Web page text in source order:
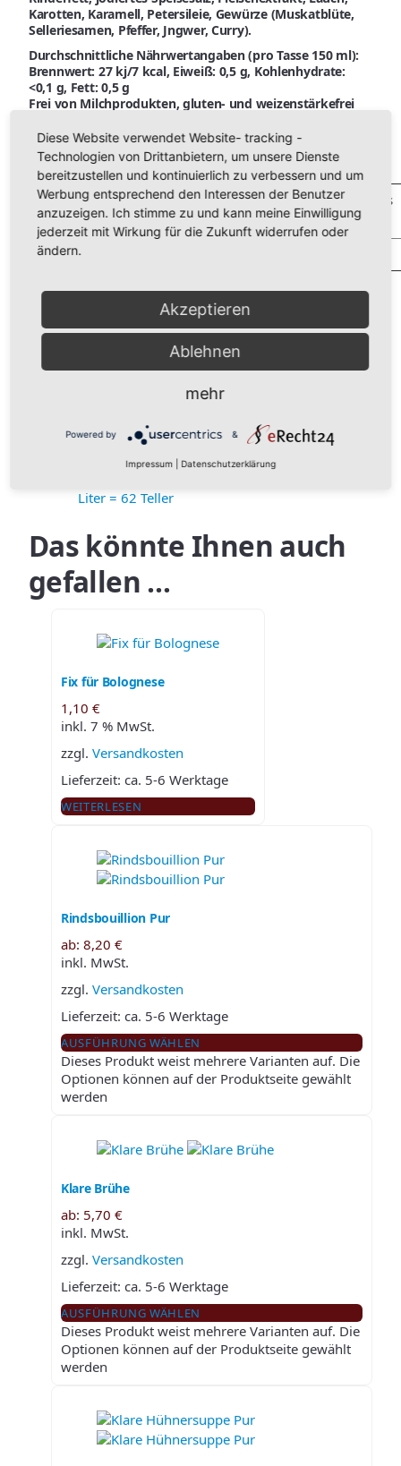
Karotten, Karamell, Petersileie, Gewürze (Muskatblüte,
Selleriesamen, Pfeffer, Jngwer, Curry).
Durchschnittliche Nährwertangaben (pro Tasse 150 ml):
Brennwert: 27 kj/7 kcal, Eiweiß: 0,5 g, Kohlenhydrate:
<0,1 g, Fett: 0,5 g
Frei von Milchprodukten, gluten- und weizenstärkefrei
Grundpreis Klare Delikatess-Suppe:
VPE/Menge:
1/1 Dose
62,5 l
1/2 Glas
27,5 l
1/4 Glas
15,5 l
Grundpreis/Liter:
Zusätzliche Information
für 27,5 Liter = 110 Teller
Liter = 62 Teller
Das könnte Ihnen auch
gefallen …
Fix für Bolognese
1,10 €
inkl. 7 % MwSt.
zzgl. Versandkosten
Lieferzeit: ca. 5-6 Werktage
WEITERLESEN
Rindsbouillion Pur
ab: 8,20 €
inkl. MwSt.
zzgl. Versandkosten
Lieferzeit: ca. 5-6 Werktage
AUSFÜHRUNG WÄHLEN
Dieses Produkt weist mehrere Varianten auf. Die
Optionen können auf der Produktseite gewählt
werden
Klare Brühe
ab: 5,70 €
inkl. MwSt.
zzgl. Versandkosten
Lieferzeit: ca. 5-6 Werktage
AUSFÜHRUNG WÄHLEN
Dieses Produkt weist mehrere Varianten auf. Die
Optionen können auf der Produktseite gewählt
werden
Diese Website verwendet Website- tracking -
Technologien von Drittanbietern, um unsere Dienste
bereitzustellen und kontinuierlich zu verbessern und um
Werbung entsprechend den Interessen der Benutzer
anzuzeigen. Ich stimme zu und kann meine Einwilligung
jederzeit mit Wirkung für die Zukunft widerrufen oder
ändern.
Akzeptieren
Ablehnen
mehr
Powered by &
Impressum Datenschutzerklärung